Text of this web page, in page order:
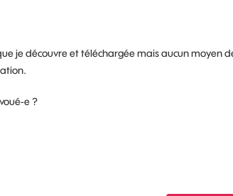
je découvre et téléchargée mais aucun moyen
e ?